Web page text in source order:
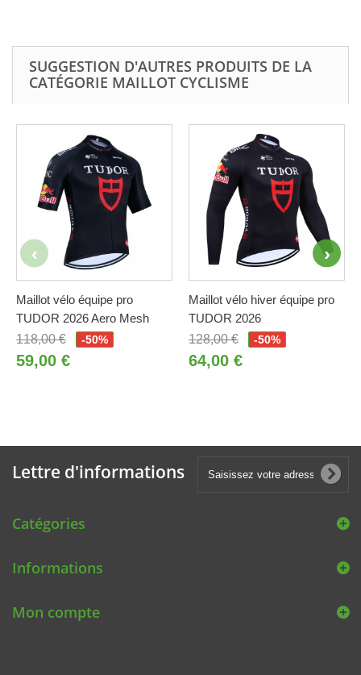
SUGGESTION D'AUTRES PRODUITS DE LA
CATÉGORIE MAILLOT CYCLISME
Maillot vélo équipe pro
TUDOR 2026 Aero Mesh
118,00 €
-50%
59,00 €
Maillot vélo hiver équipe pro
TUDOR 2026
128,00 €
-50%
64,00 €
Lettre d'informations
Catégories
Informations
Mon compte